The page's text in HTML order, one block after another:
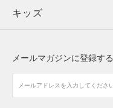
キッズ
アクセサリー
ボトムス
アクセサリー
トップス
シューズ
キッズ
メールマガジンに登録する